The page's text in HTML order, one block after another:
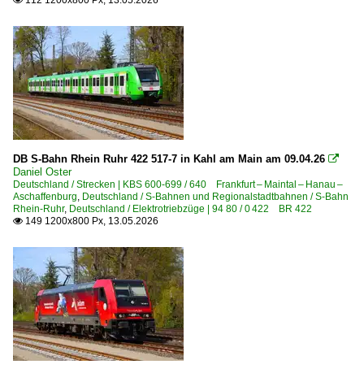
DB S-Bahn Rhein Ruhr 422 517-7 in Kahl am Main am 09.04.26 
Daniel Oster
Deutschland / Strecken | KBS 600-699 / 640 Frankfurt – Maintal – Hanau –
Aschaffenburg, Deutschland / S-Bahnen und Regionalstadtbahnen / S-Bahn
Rhein-Ruhr, Deutschland / Elektrotriebzüge | 94 80 / 0 422 BR 422
 149 1200x800 Px, 13.05.2026